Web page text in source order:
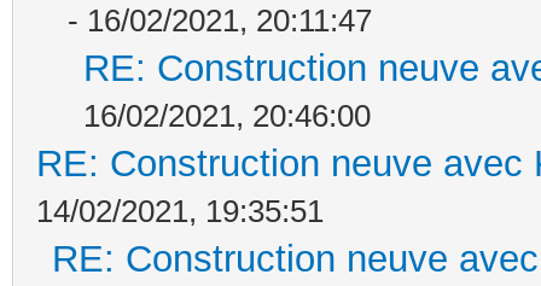
- 16/02/2021, 20:11:47
RE: Construction neuve
16/02/2021, 20:46:00
RE: Construction neuve avec
14/02/2021, 19:35:51
RE: Construction neuve